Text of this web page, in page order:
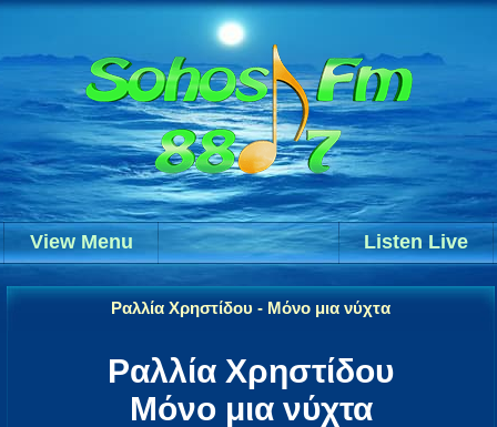
Listen Live
View Menu
Ραλλία Χρηστίδου - Μόνο μια νύχτα
Ραλλία Χρηστίδου
Μόνο μια νύχτα